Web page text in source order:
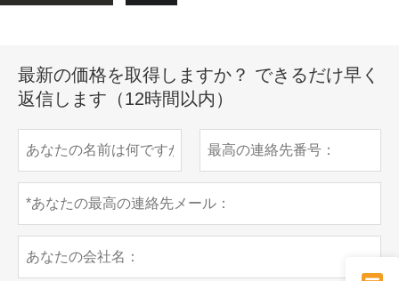
最新の価格を取得しますか？ できるだけ早く
返信します（12時間以内）